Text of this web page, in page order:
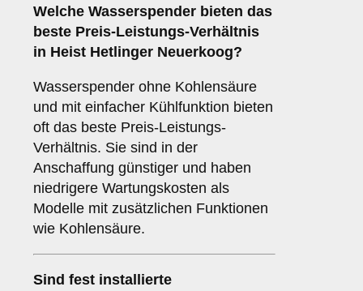
Welche Wasserspender bieten das
beste Preis-Leistungs-Verhältnis
in Heist Hetlinger Neuerkoog?
Wasserspender ohne Kohlensäure
und mit einfacher Kühlfunktion bieten
oft das beste Preis-Leistungs-
Verhältnis. Sie sind in der
Anschaffung günstiger und haben
niedrigere Wartungskosten als
Modelle mit zusätzlichen Funktionen
wie Kohlensäure.
Sind fest installierte